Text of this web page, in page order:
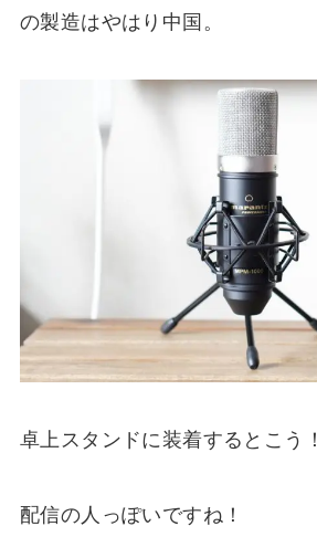
の製造はやはり中国。
卓上スタンドに装着するとこう！
配信の人っぽいですね！